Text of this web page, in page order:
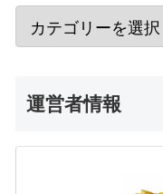
運営者情報